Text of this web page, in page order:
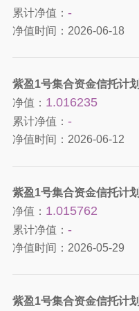
累计净值： -
净值时间： 2026-06-18
紫盈1号集合资金信托计划
净值： 1.016235
累计净值： -
净值时间： 2026-06-12
紫盈1号集合资金信托计划
净值： 1.015762
累计净值： -
净值时间： 2026-05-29
紫盈1号集合资金信托计划